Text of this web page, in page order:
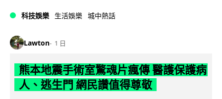
科技娛樂 生活娛樂 城中熱話
Lawton 1 日
熊本地震手術室驚魂片瘋傳 醫護保護病
人、逃生門 網民讚值得尊敬